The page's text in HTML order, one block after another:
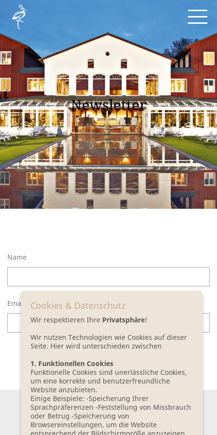
Newsletter
Name
Email
SUBMIT
SUBCRIBE TO OUR
NEWSLETTER
Cookies & Datenschutz
Wir respektieren Ihre Privatsphäre!
Wir nutzen Technologien wie Cookies auf dieser
Seite. Hier wird unterschieden zwischen
1. Funktionellen Cookies
Funktionelle Cookies sind unerlässliche Cookies,
um eine korrekte und benutzerfreundliche
Website anzubieten.
Einige Beispiele: -Speicherung Ihrer
Sprachpräferenzen -Feststellung von Missbrauch
oder Betrug -Speicherung von
Browsereinstellungen, um die Website